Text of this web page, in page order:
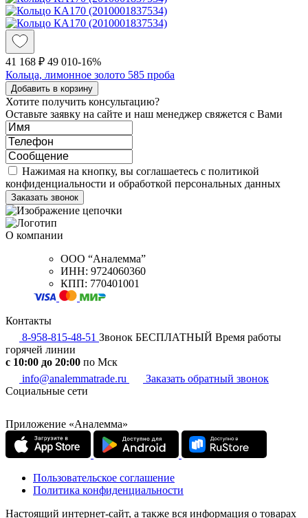
41 168 ₽ 49 010-16%
Кольца, лимонное золото 585 проба
Добавить в корзину
Хотите получить консультацию?
Оставьте заявку на сайте и наш менеджер свяжется с Вами
Нажимая на кнопку, вы соглашаетесь с политикой
конфиденциальности и обработкой персональных данных
О компании
ООО “Аналемма”
ИНН: 9724060360
КПП: 770401001
Контакты
8-958-815-48-51 Звонок БЕСПЛАТНЫЙ Время работы
горячей линии
c 10:00 до 20:00 по Мск
info@analemmatrade.ru
Заказать обратный звонок
Социальные сети
Приложение «Аналемма»
Пользовательское соглашение
Политика конфиденциальности
Настоящий интернет-сайт, а также вся информация о товарах